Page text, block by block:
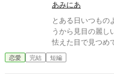
あみにあ
とある日いつもの
うから見目の麗し
怯えた目で見つめ
と笑みを浮かべると私
溺愛にホラーを混
恋愛 完結 短編